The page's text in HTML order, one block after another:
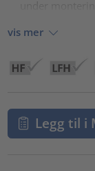
vis mer
Legg til i